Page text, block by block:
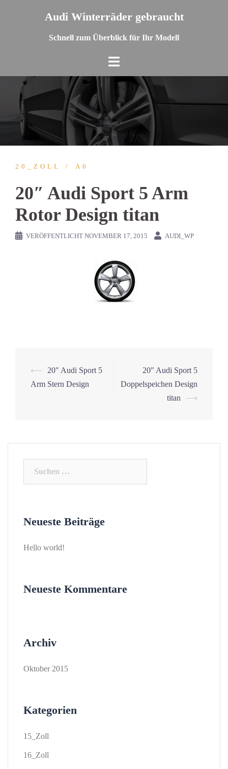
Audi Winterräder gebraucht
Schnell zum Überblick für Ihr Modell
20_ZOLL A6
20″ Audi Sport 5 Arm
Rotor Design titan
VERÖFFENTLICHT NOVEMBER 17, 2015 AUDI_WP
Beitrags-
Navigation
⟵
20″ Audi Sport 5
Arm Stern Design
20″ Audi Sport 5
Doppelspeichen Design
titan
⟶
Neueste Beiträge
Hello world!
Neueste Kommentare
Archiv
Oktober 2015
Kategorien
15_Zoll
16_Zoll